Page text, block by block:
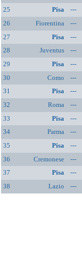
25
Pisa ---
26
Fiorentina ---
27
Pisa ---
28
Juventus ---
29
Pisa ---
30
Como ---
31
Pisa ---
32
Roma ---
33
Pisa ---
34
Parma ---
35
Pisa ---
36
Cremonese ---
37
Pisa ---
38
Lazio ---